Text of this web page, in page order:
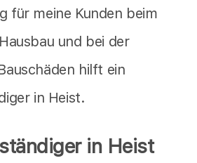
für meine Kunden beim
und bei der
hilft ein
in Heist.
in Heist